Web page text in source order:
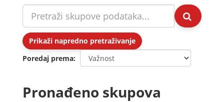
Prikaži napredno pretraživanje
Poredaj prema
Pronađeno skupova